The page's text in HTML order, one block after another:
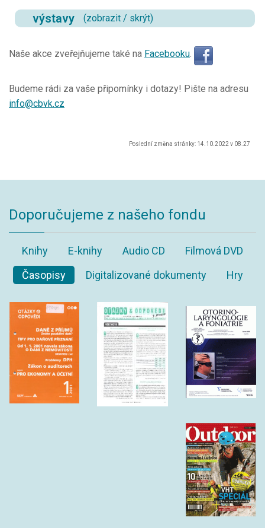
výstavy (zobrazit / skrýt)
Naše akce zveřejňujeme také na Facebooku.
Budeme rádi za vaše připomínky i dotazy! Pište na adresu
info@cbvk.cz
Poslední změna stránky: 14.10.2022 v 08.27
Doporučujeme z našeho fondu
Knihy E-knihy Audio CD
Filmová DVD
Časopisy
Digitalizované dokumenty Hry